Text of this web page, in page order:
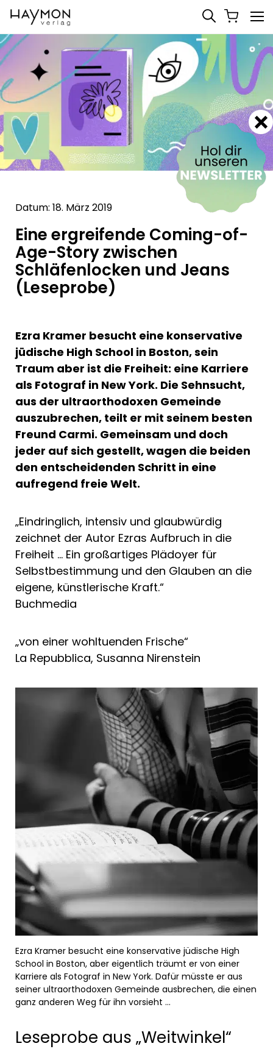
Datum: 18. März 2019
Eine ergreifende Coming-of-
Age-Story zwischen
Schläfenlocken und Jeans
(Leseprobe)
Ezra Kramer besucht eine konservative
jüdische High School in Boston, sein
Traum aber ist die Freiheit: eine Karriere
als Fotograf in New York. Die Sehnsucht,
aus der ultraorthodoxen Gemeinde
auszubrechen, teilt er mit seinem besten
Freund Carmi. Gemeinsam und doch
jeder auf sich gestellt, wagen die beiden
den entscheidenden Schritt in eine
aufregend freie Welt.
„Eindringlich, intensiv und glaubwürdig
zeichnet der Autor Ezras Aufbruch in die
Freiheit … Ein großartiges Plädoyer für
Selbstbestimmung und den Glauben an die
eigene, künstlerische Kraft.“
Buchmedia
„von einer wohltuenden Frische“
La Repubblica, Susanna Nirenstein
Ezra Kramer besucht eine konservative jüdische High
School in Boston, aber eigentlich träumt er von einer
Karriere als Fotograf in New York. Dafür müsste er aus
seiner ultraorthodoxen Gemeinde ausbrechen, die einen
ganz anderen Weg für ihn vorsieht …
Leseprobe aus „Weitwinkel“